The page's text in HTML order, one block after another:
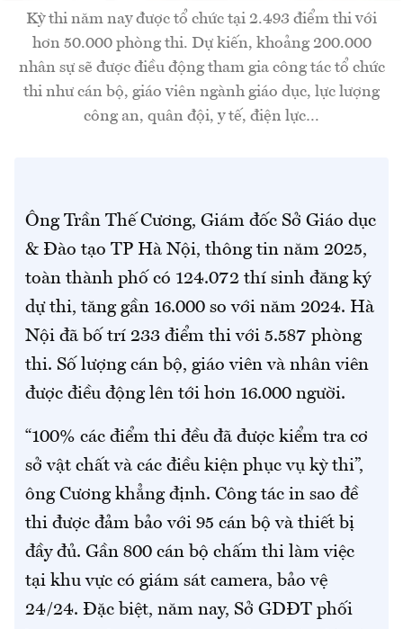
Kỳ thi năm nay được tổ chức tại 2.493 điểm thi với
hơn 50.000 phòng thi. Dự kiến, khoảng 200.000
nhân sự sẽ được điều động tham gia công tác tổ chức
thi như cán bộ, giáo viên ngành giáo dục, lực lượng
công an, quân đội, y tế, điện lực…
Ông Trần Thế Cương, Giám đốc Sở Giáo dục
& Đào tạo TP Hà Nội, thông tin năm 2025,
toàn thành phố có 124.072 thí sinh đăng ký
dự thi, tăng gần 16.000 so với năm 2024. Hà
Nội đã bố trí 233 điểm thi với 5.587 phòng
thi. Số lượng cán bộ, giáo viên và nhân viên
được điều động lên tới hơn 16.000 người.
“100% các điểm thi đều đã được kiểm tra cơ
sở vật chất và các điều kiện phục vụ kỳ thi”,
ông Cương khẳng định. Công tác in sao đề
thi được đảm bảo với 95 cán bộ và thiết bị
đầy đủ. Gần 800 cán bộ chấm thi làm việc
tại khu vực có giám sát camera, bảo vệ
24/24. Đặc biệt, năm nay, Sở GDĐT phối